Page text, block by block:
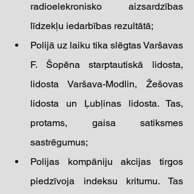
radioelekronisko aizsardzības
līdzekļu iedarbības rezultātā;
Polijā uz laiku tika slēgtas Varšavas
F. Šopēna starptautiskā lidosta,
lidosta Varšava-Modlin, Žešovas
lidosta un Ļubļinas lidosta. Tas,
protams, gaisa satiksmes
sastrēgumus;
Polijas kompāniju akcijas tirgos
piedzīvoja indeksu kritumu. Tas